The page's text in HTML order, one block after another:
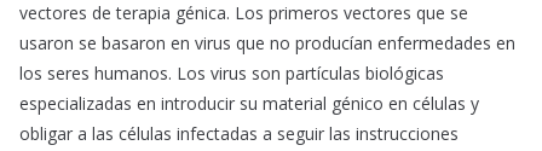
vectores de terapia génica. Los primeros vectores que se
usaron se basaron en virus que no producían enfermedades en
los seres humanos. Los virus son partículas biológicas
especializadas en introducir su material génico en células y
obligar a las células infectadas a seguir las instrucciones